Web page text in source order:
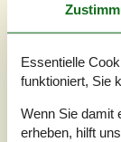
Terrasse
Varnæsvej -
4
Essentielle
funktioniert, Sie
Wenn Sie damit
erheben, hilft